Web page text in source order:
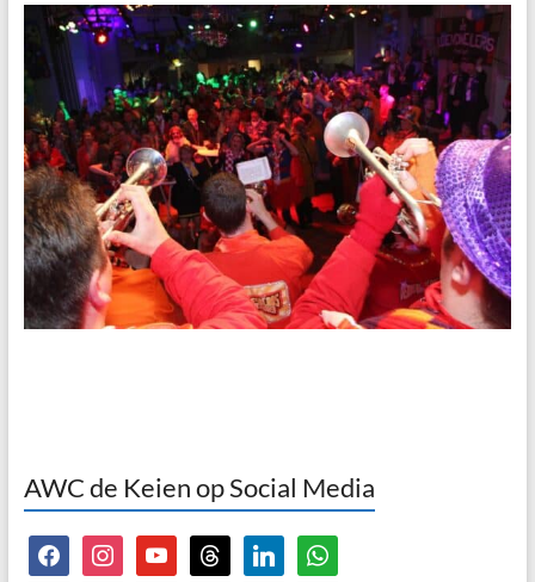
AWC de Keien op Social Media
facebookinstagramyoutubethreads linkedinwhatsapp